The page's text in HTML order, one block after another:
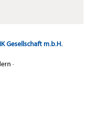
Gesellschaft m.b.H.
·